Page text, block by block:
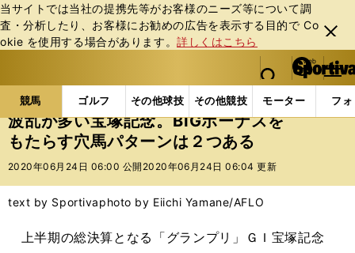
当サイトでは当社の提携先等がお客様のニーズ等について調
査・分析したり、お客様にお勧めの広告を表⽰する⽬的で Co
okie を使⽤する場合があります。詳しくはこちら
閉じ
る
web Sportiva (webスポルティーバ)
検索
マイペ
ー
ジ
メニュ
競馬 ゴルフ その他球技 その他競技 モーター フ
b
ス
ポ
ル
バ
競馬の記事一覧 競馬 波乱が多い宝塚記念。BIGボ
波乱が多い宝塚記念。BIGボーナスを
もたらす穴馬パターンは２つある
2020年06月24日 06:00 公開 2020年06月24日 06:04 更新
text by Sportivaphoto by Eiichi Yamane/AFLO
上半期の総決算となる「グランプリ」ＧＩ宝塚記念